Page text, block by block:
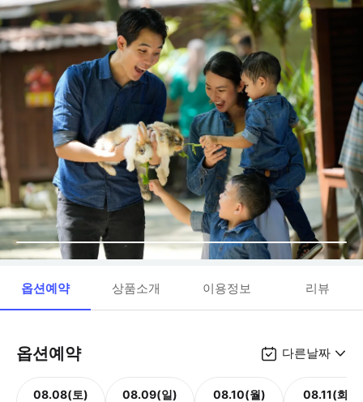
옵션예약 상품소개 이용정보 리뷰
옵션예약 다른날짜
08.08(토) 08.09(일) 08.10(월) 08.11(화)